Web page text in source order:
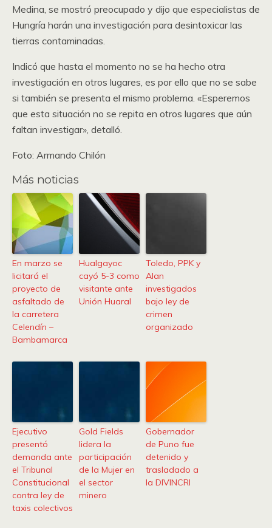
Medina, se mostró preocupado y dijo que especialistas de
Hungría harán una investigación para desintoxicar las
tierras contaminadas.
Indicó que hasta el momento no se ha hecho otra
investigación en otros lugares, es por ello que no se sabe
si también se presenta el mismo problema. «Esperemos
que esta situación no se repita en otros lugares que aún
faltan investigar», detalló.
Foto: Armando Chilón
Más noticias
En marzo se
licitará el
proyecto de
asfaltado de
la carretera
Celendín –
Bambamarca
Hualgayoc
cayó 5-3 como
visitante ante
Unión Huaral
Toledo, PPK y
Alan
investigados
bajo ley de
crimen
organizado
Ejecutivo
presentó
demanda ante
el Tribunal
Constitucional
contra ley de
taxis colectivos
Gold Fields
lidera la
participación
de la Mujer en
el sector
minero
Gobernador
de Puno fue
detenido y
trasladado a
la DIVINCRI